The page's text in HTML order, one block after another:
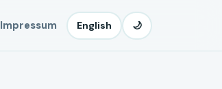
Impressum English 🌙